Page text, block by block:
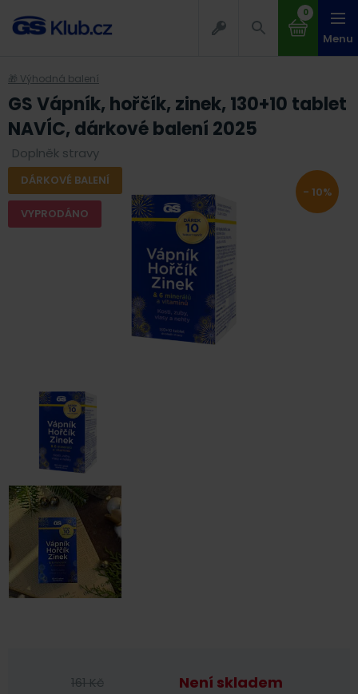
0
Menu
🎁 Výhodná balení
GS Vápník, hořčík, zinek, 130+10 tablet
NAVÍC, dárkové balení 2025
Doplněk stravy
DÁRKOVÉ BALENÍ
VYPRODÁNO
- 10%
161Kč Není skladem